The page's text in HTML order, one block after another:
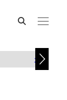
カスタム